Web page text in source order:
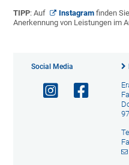
TIPP: Auf Instagram finden
Anerkennung von Leistungen im
Social Media